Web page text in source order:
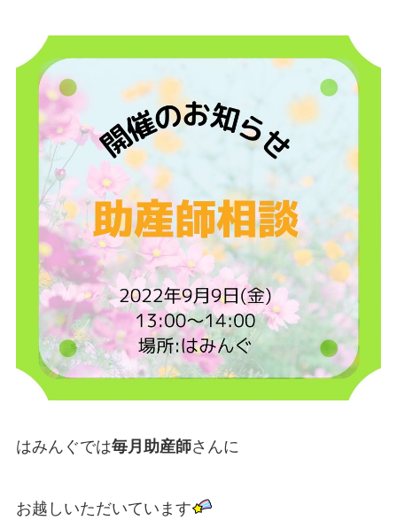
はみんぐでは毎月助産師さんに
お越しいただいています